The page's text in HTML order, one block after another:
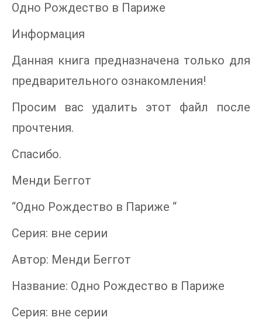
Одно Рождество в Париже
Информация
Данная книга предназначена только для
предварительного ознакомления!
Просим вас удалить этот файл после
прочтения.
Спасибо.
Менди Беггот
“Одно Рождество в Париже “
Серия: вне серии
Автор: Менди Беггот
Название: Одно Рождество в Париже
Серия: вне серии